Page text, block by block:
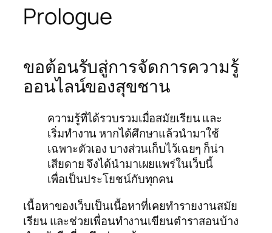
Prologue
ขอต้อนรับสู่การจัดการความรู้
ออนไลน์ของสุขชาน
ความรู้ที่ได้รวบรวมเมื่อสมัยเรียน และ
เริ่มทำงาน หากได้ศึกษาแล้วนำมาใช้
เฉพาะตัวเอง บางส่วนเก็บไว้เฉยๆ ก็น่า
เสียดาย จึงได้นำมาเผยแพร่ในเว็บนี้
เพื่อเป็นประโยชน์กับทุกคน
เนื้อหาของเว็บเป็นเนื้อหาที่เคยทำรายงานสมัย
เรียน และช่วยเพื่อนทำงานเขียนตำราสอนบ้าง